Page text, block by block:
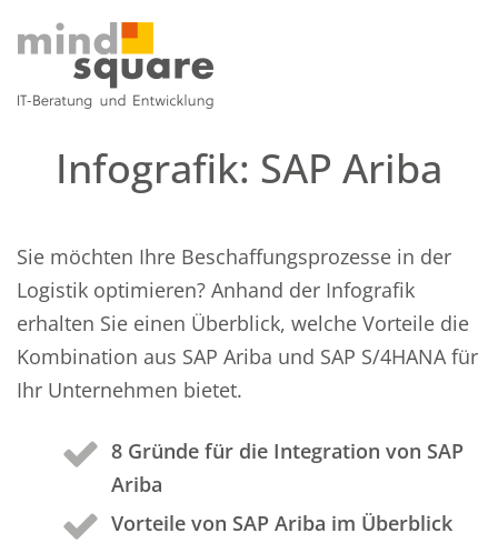
Infografik: SAP Ariba
Sie möchten Ihre Beschaffungsprozesse in der
Logistik optimieren? Anhand der Infografik
erhalten Sie einen Überblick, welche Vorteile die
Kombination aus SAP Ariba und SAP S/4HANA für
Ihr Unternehmen bietet.
8 Gründe für die Integration von SAP
Ariba
Vorteile von SAP Ariba im Überblick